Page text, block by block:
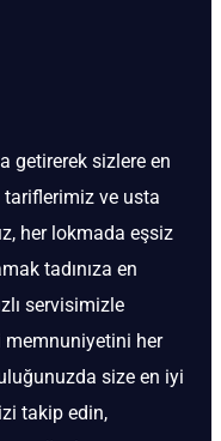
getirerek sizlere en
tariflerimiz ve usta
her lokmada eşsiz
tadınıza en
servisimizle
memnuniyetini her
size en iyi
takip edin,